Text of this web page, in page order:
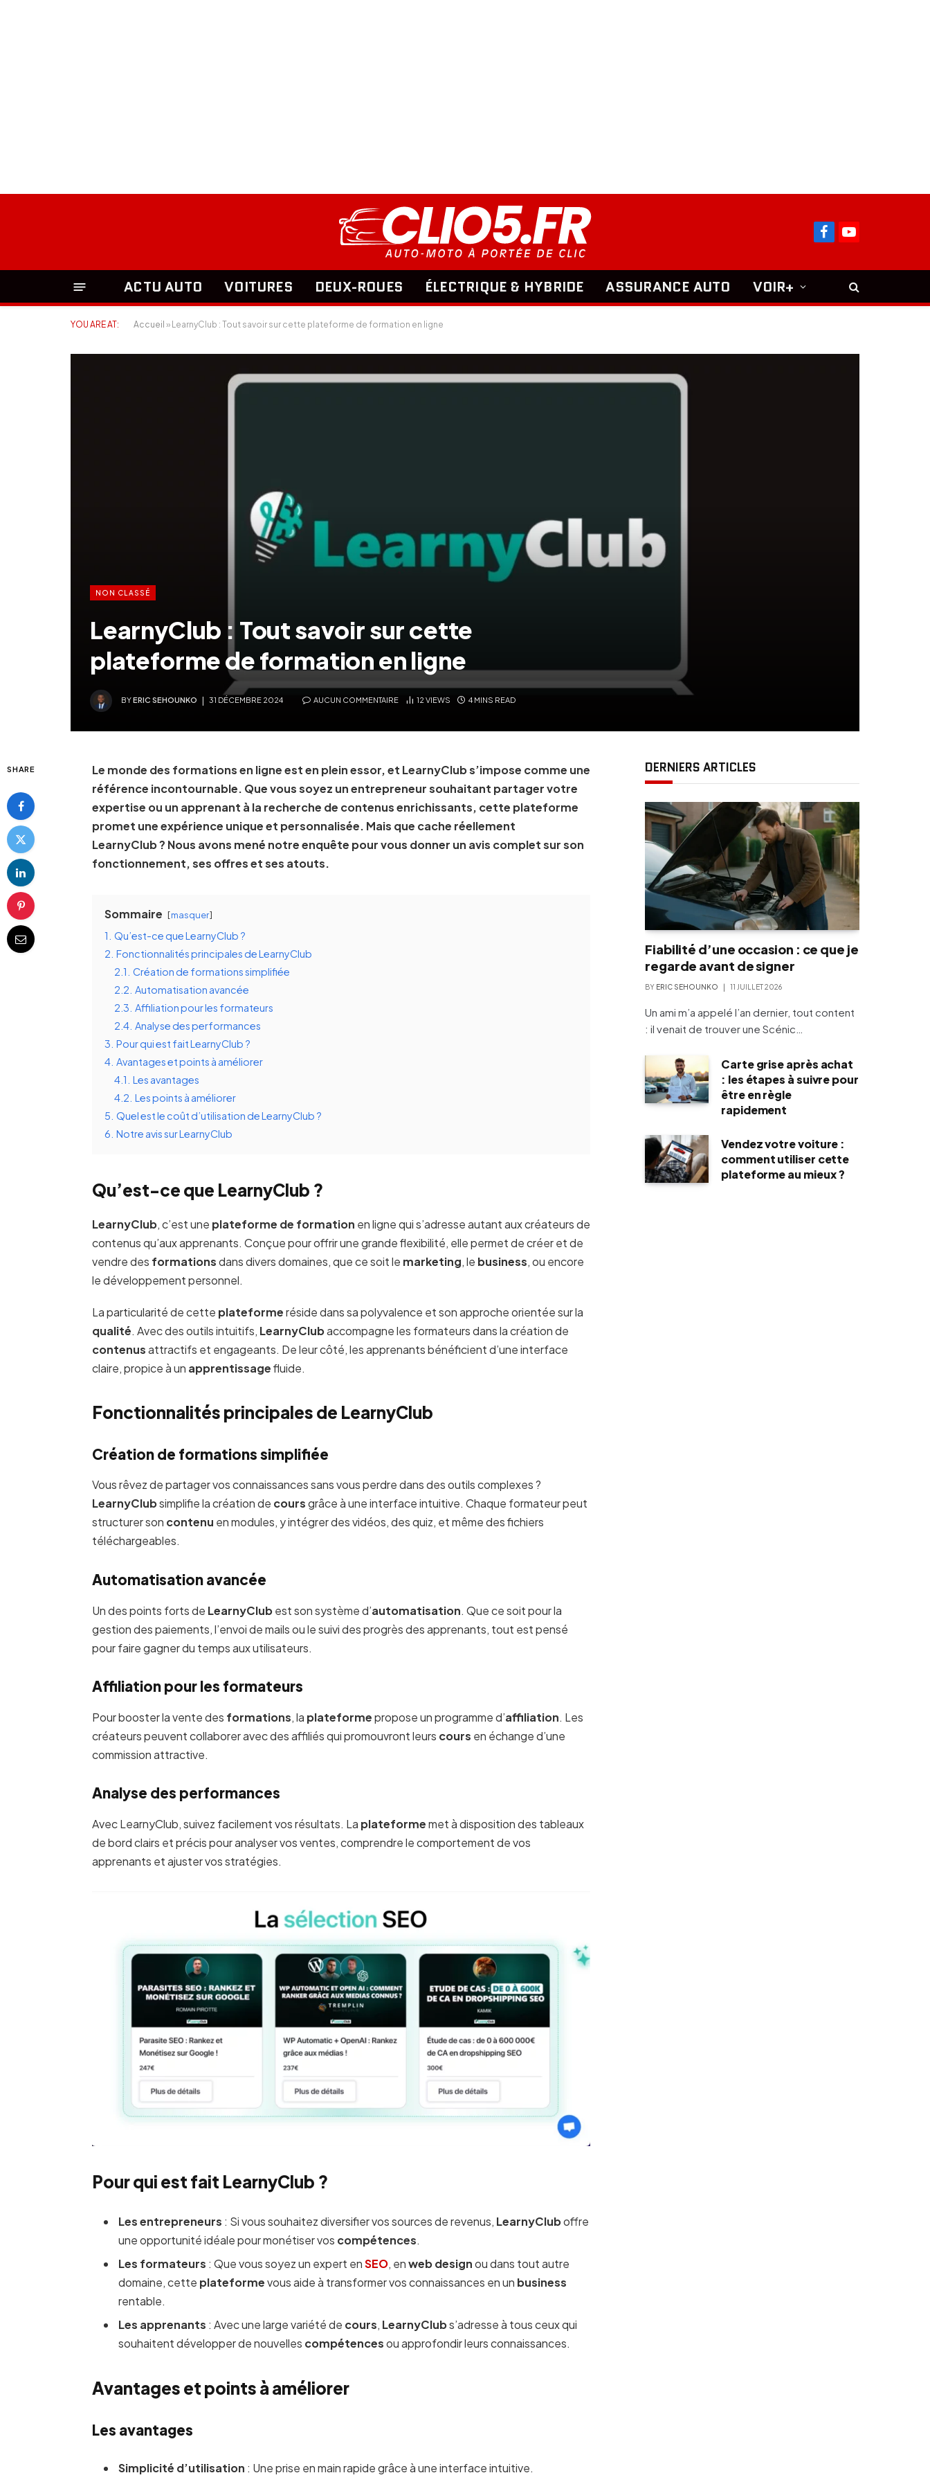
FacebookYouTube
ACTU AUTO VOITURES DEUX-ROUES ÉLECTRIQUE & HYBRIDE ASSURANCE AUTO VOIR+
YOU ARE AT: Accueil » LearnyClub : Tout savoir sur cette plateforme de formation en ligne
NON CLASSÉ
LearnyClub : Tout savoir sur cette
plateforme de formation en ligne
BYERIC SEHOUNKO 31 DÉCEMBRE 2024 AUCUN COMMENTAIRE 12 VIEWS 4 MINS READ
SHARE
Le monde des formations en ligne est en plein essor, et LearnyClub s’impose comme une
référence incontournable. Que vous soyez un entrepreneur souhaitant partager votre
expertise ou un apprenant à la recherche de contenus enrichissants, cette plateforme
promet une expérience unique et personnalisée. Mais que cache réellement
LearnyClub ? Nous avons mené notre enquête pour vous donner un avis complet sur son
fonctionnement, ses offres et ses atouts.
Sommaire masquer
1. Qu’est-ce que LearnyClub ?
2. Fonctionnalités principales de LearnyClub
2.1. Création de formations simplifiée
2.2. Automatisation avancée
2.3. Affiliation pour les formateurs
2.4. Analyse des performances
3. Pour qui est fait LearnyClub ?
4. Avantages et points à améliorer
4.1. Les avantages
4.2. Les points à améliorer
5. Quel est le coût d’utilisation de LearnyClub ?
6. Notre avis sur LearnyClub
Qu’est-ce que LearnyClub ?
LearnyClub, c’est une plateforme de formation en ligne qui s’adresse autant aux créateurs de
contenus qu’aux apprenants. Conçue pour offrir une grande flexibilité, elle permet de créer et de
vendre des formationsdans divers domaines, que ce soit le marketing, le business, ou encore
le développement personnel.
La particularité de cette plateformeréside dans sa polyvalence et son approche orientée sur la
qualité. Avec des outils intuitifs, LearnyClubaccompagne les formateurs dans la création de
contenusattractifs et engageants. De leur côté, les apprenants bénéficient d’une interface
claire, propice à un apprentissagefluide.
Fonctionnalités principales de LearnyClub
Création de formations simplifiée
Vous rêvez de partager vos connaissances sans vous perdre dans des outils complexes ?
LearnyClubsimplifie la création de coursgrâce à une interface intuitive. Chaque formateur peut
structurer son contenu en modules, y intégrer des vidéos, des quiz, et même des fichiers
téléchargeables.
Automatisation avancée
Un des points forts de LearnyClubest son système d’automatisation. Que ce soit pour la
gestion des paiements, l’envoi de mails ou le suivi des progrès des apprenants, tout est pensé
pour faire gagner du temps aux utilisateurs.
Affiliation pour les formateurs
Pour booster la vente des formations, la plateformepropose un programme d’affiliation. Les
créateurs peuvent collaborer avec des affiliés qui promouvront leurs cours en échange d’une
commission attractive.
Analyse des performances
Avec LearnyClub, suivez facilement vos résultats. La plateformemet à disposition des tableaux
de bord clairs et précis pour analyser vos ventes, comprendre le comportement de vos
apprenants et ajuster vos stratégies.
Pour qui est fait LearnyClub ?
Les entrepreneurs : Si vous souhaitez diversifier vos sources de revenus, LearnyCluboffre
une opportunité idéale pour monétiser vos compétences.
Les formateurs : Que vous soyez un expert enSEO, enweb designou dans tout autre
domaine, cette plateformevous aide à transformer vos connaissances en un business
rentable.
Les apprenants : Avec une large variété de cours, LearnyClubs’adresse à tous ceux qui
souhaitent développer de nouvelles compétencesou approfondir leurs connaissances.
Avantages et points à améliorer
Les avantages
Simplicité d’utilisation : Une prise en main rapide grâce à une interface intuitive.
DERNIERS ARTICLES
Fiabilité d’une occasion : ce que je
regarde avant de signer
BY ERIC SEHOUNKO 11 JUILLET 2026
Un ami m’a appelé l’an dernier, tout content
: il venait de trouver une Scénic…
Carte grise après achat
: les étapes à suivre pour
être en règle
rapidement
Vendez votre voiture :
comment utiliser cette
plateforme au mieux ?